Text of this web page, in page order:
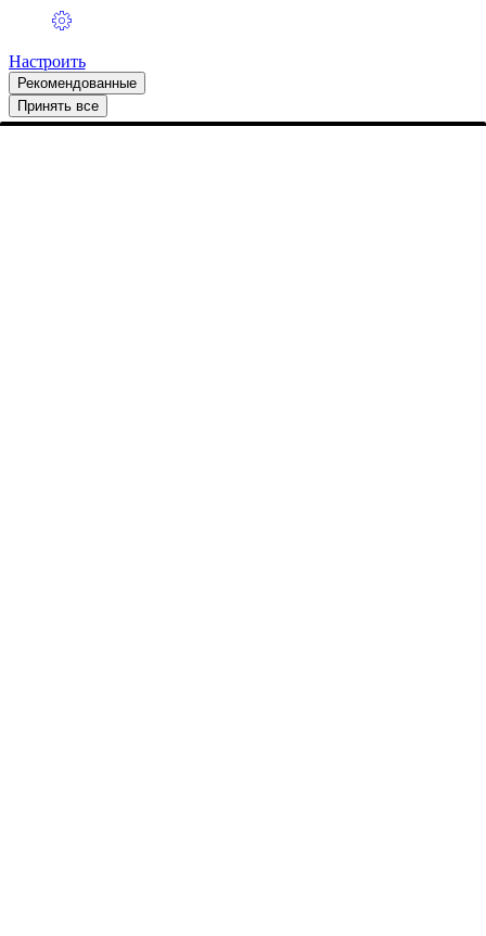
Настроить
Рекомендованные
Принять все